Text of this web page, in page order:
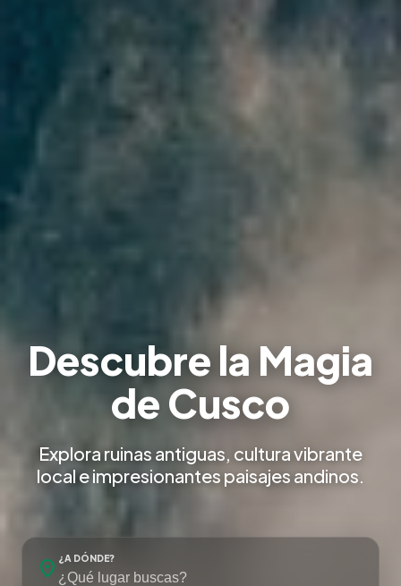
Descubre la Magia
de Cusco
Explora ruinas antiguas, cultura vibrante
local e impresionantes paisajes andinos.
location_on ¿A DÓNDE?